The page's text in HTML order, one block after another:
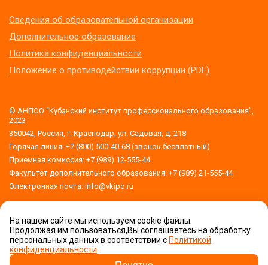
Сведения об образовательной организации
Дополнительное образование
Политика конфиденциальности
Положение о противодействии коррупции (PDF)
© АНПОО “Кубанский институт профессионального образования”,
2023
350042, Россия, г. Краснодар, ул. Садовая, д. 218
Горячая линия: +7 (800) 500-40-68 (звонок бесплатный)
Приемная комиссия: +7 (989) 12-555-44
Факультет дополнительного образования: +7 (989) 21-555-44
Электронная почта: info@vkipo.ru
Версия для слабовидящих
На нашем сайте мы используем cookie файлы.
Продолжая им пользоваться,Вы соглашаетесь на обработку
персональных данных в соответствии с Политикой
конфиденциальности
Приемная комиссия
Задать вопрос!
обработку
персональных данных